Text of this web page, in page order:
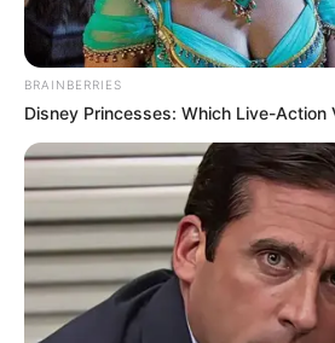
BRAINBERRIES
Disney Princesses: Which Live-Action